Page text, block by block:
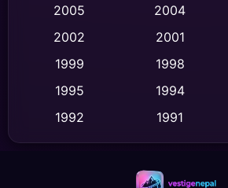
Cult Film
Dance เต้น
Detective สืบสวน
2005
2004
2002
2001
1999
1998
1995
1994
1992
1991
1989
1988
1983